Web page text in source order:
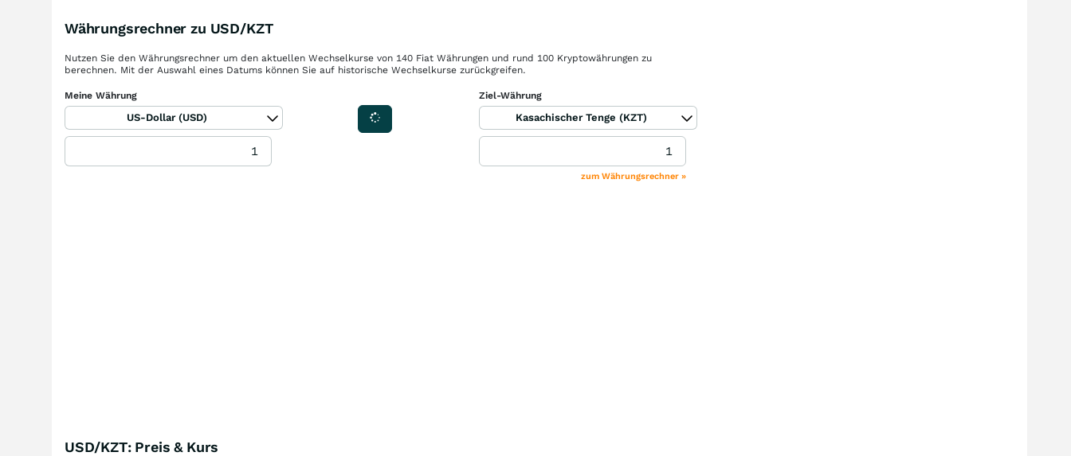
Währungsrechner zu USD/KZT
Nutzen Sie den Währungsrechner um den aktuellen Wechselkurse von 140 Fiat Währungen und rund 100 Kryptowährungen zu
berechnen. Mit der Auswahl eines Datums können Sie auf historische Wechselkurse zurückgreifen.
Meine Währung
US-Dollar (USD)
Ziel-Währung
Kasachischer Tenge (KZT)
zum Währungsrechner »
USD/KZT: Preis & Kurs